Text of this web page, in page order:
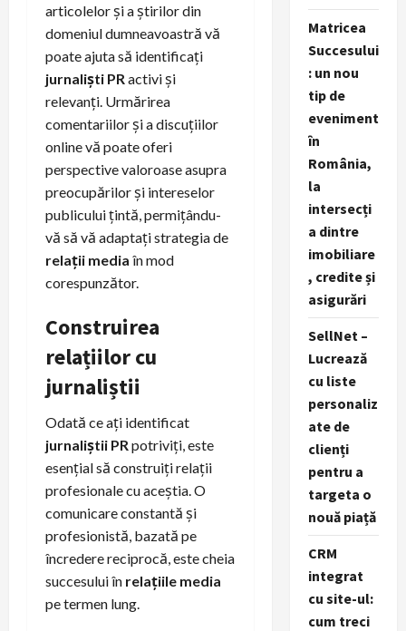
articolelor și a știrilor din
domeniul dumneavoastră vă
poate ajuta să identificați
jurnaliști PR activi și
relevanți. Urmărirea
comentariilor și a discuțiilor
online vă poate oferi
perspective valoroase asupra
preocupărilor și intereselor
publicului țintă, permițându-
vă să vă adaptați strategia de
relații media în mod
corespunzător.
Construirea
relațiilor cu
jurnaliștii
Odată ce ați identificat
jurnaliștii PR potriviți, este
esențial să construiți relații
profesionale cu aceștia. O
comunicare constantă și
profesionistă, bazată pe
încredere reciprocă, este cheia
succesului în relațiile media
pe termen lung.
Matricea
Succesului
: un nou
tip de
eveniment
în
România,
la
intersecți
a dintre
imobiliare
, credite și
asigurări
SellNet –
Lucrează
cu liste
personaliz
ate de
clienți
pentru a
targeta o
nouă piață
CRM
integrat
cu site-ul:
cum treci